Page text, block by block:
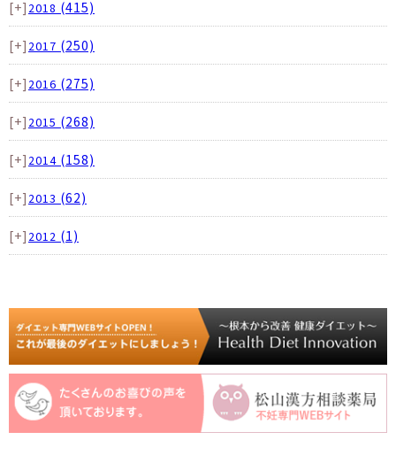
[+] 2018 (415)
[+] 2017 (250)
[+] 2016 (275)
[+] 2015 (268)
[+] 2014 (158)
[+] 2013 (62)
[+] 2012 (1)